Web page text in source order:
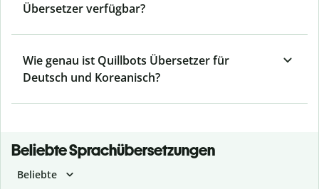
Übersetzer verfügbar?
Wie genau ist Quillbots Übersetzer für
Deutsch und Koreanisch?
Beliebte Sprachübersetzungen
Beliebte